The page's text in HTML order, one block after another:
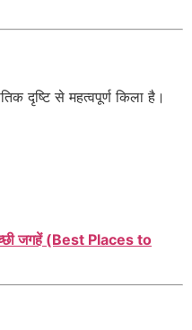
दृष्टि से महत्वपूर्ण किला है।
जगहें (Best Places to